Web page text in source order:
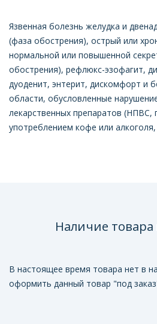
Язвенная болезнь желудка и
(фаза обострения), острый или
нормальной или повышенной
обострения), рефлюкс-эзофагит,
дуоденит, энтерит, дискомфорт и
области, обусловленные
лекарственных препаратов (НПВС,
употреблением кофе или алкоголя,
Наличие товара
В настоящее время товара нет в
оформить данный товар "под